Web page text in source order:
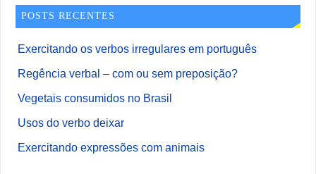
POSTS RECENTES
Exercitando os verbos irregulares em português
Regência verbal – com ou sem preposição?
Vegetais consumidos no Brasil
Usos do verbo deixar
Exercitando expressões com animais